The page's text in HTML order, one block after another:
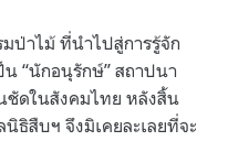
ป่าไม้ ที่นำไปสู่การรู้จัก
“นักอนุรักษ์” สถาปนา
ชัดในสังคมไทย หลังสิ้น
ธิสืบฯ​ จึงมิเคยละเลยที่จะ